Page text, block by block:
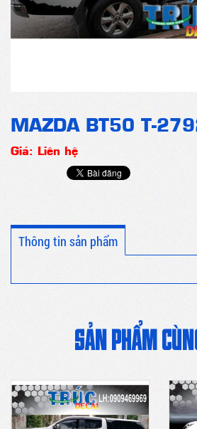
MAZDA BT50 T-
Giá: Liên hệ
Thông tin sản phẩm
SẢN PHẨM